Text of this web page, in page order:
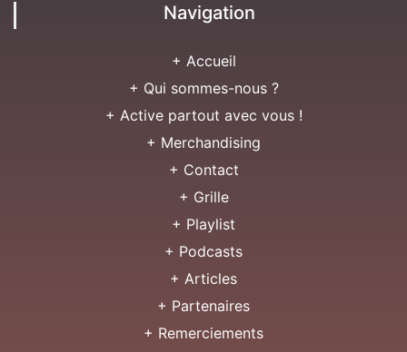
Navigation
+ Accueil
+ Qui sommes-nous ?
+ Active partout avec vous !
+ Merchandising
+ Contact
+ Grille
+ Playlist
+ Podcasts
+ Articles
+ Partenaires
+ Remerciements